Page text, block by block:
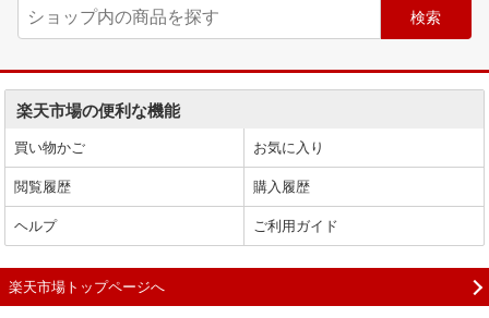
楽天市場の便利な機能
買い物かご お気に入り
閲覧履歴 購入履歴
ヘルプ ご利用ガイド
楽天市場トップページへ